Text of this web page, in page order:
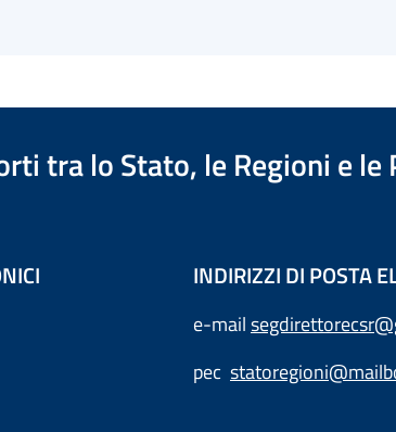
tra lo Stato, le Regioni e
INDIRIZZI DI POSTA
e-mail
pec